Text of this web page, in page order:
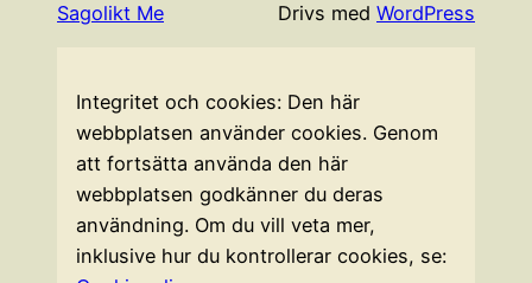
Sagolikt Me Drivs med WordPress
Integritet och cookies: Den här
webbplatsen använder cookies. Genom
att fortsätta använda den här
webbplatsen godkänner du deras
användning. Om du vill veta mer,
inklusive hur du kontrollerar cookies, se: